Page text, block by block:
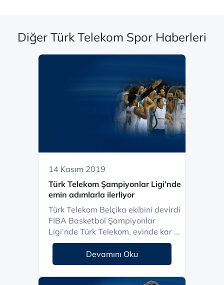
Diğer Türk Telekom Spor Haberleri
14 Kasım 2019
Türk Telekom Şampiyonlar Ligi’nde
emin adımlarla ilerliyor
Türk Telekom Belçika ekibini devirdi
FIBA Basketbol Şampiyonlar
Ligi’nde Türk Telekom, evinde kar ...
Devamını Oku